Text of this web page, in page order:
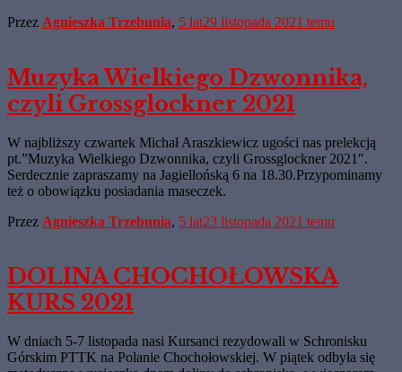
Przez Agnieszka Trzebunia, 5 lat29 listopada 2021 temu
Muzyka Wielkiego Dzwonnika,
czyli Grossglockner 2021
W najbliższy czwartek Michał Araszkiewicz ugości nas prelekcją
pt.”Muzyka Wielkiego Dzwonnika, czyli Grossglockner 2021″.
Serdecznie zapraszamy na Jagiellońską 6 na 18.30.Przypominamy
też o obowiązku posiadania maseczek.
Przez Agnieszka Trzebunia, 5 lat23 listopada 2021 temu
DOLINA CHOCHOŁOWSKA
KURS 2021
W dniach 5-7 listopada nasi Kursanci rezydowali w Schronisku
Górskim PTTK na Polanie Chochołowskiej. W piątek odbyła się